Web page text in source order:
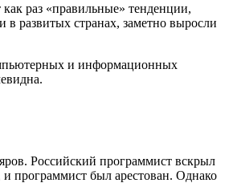
раз «правильные» тенденции,
развитых странах, заметно выросли
и информационных
Российский программист вскрыл
программист был арестован. Однако